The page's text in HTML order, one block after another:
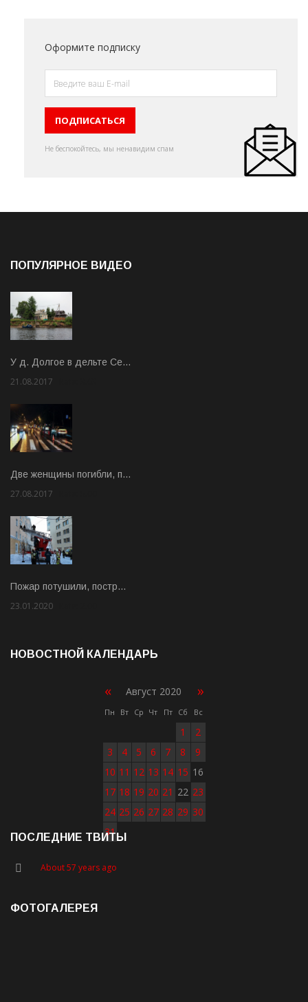
Оформите подписку
Не беспокойтесь, мы ненавидим спам
ПОПУЛЯРНОЕ ВИДЕО
У д. Долгое в дельте Се…
21.08.2017
Две женщины погибли, п…
27.08.2017
Пожар потушили, постр…
23.01.2020
НОВОСТНОЙ КАЛЕНДАРЬ
« Август 2020 »
Пн Вт Ср Чт Пт Сб Вс
1
2
3
4 5 6 7 8
9
10 11 12 13 14 15 16
17 18 19 20 21 22 23
24 25 26 27 28 29 30
31
ПОСЛЕДНИЕ ТВИТЫ
About 57 years ago
ФОТОГАЛЕРЕЯ